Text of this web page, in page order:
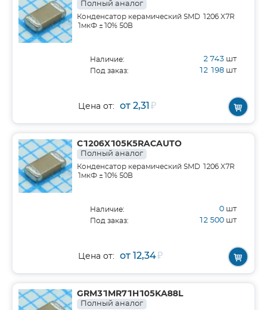
Полный аналог
Конденсатор керамический SMD 1206 X7R
1мкФ ±10% 50В
Наличие: 2 743 шт
Под заказ: 12 198 шт
Цена от: от 2,31₽
C1206X105K5RACAUTO
Полный аналог
Конденсатор керамический SMD 1206 X7R
1мкФ ±10% 50В
Наличие: 0 шт
Под заказ: 12 500 шт
Цена от: от 12,34₽
GRM31MR71H105KA88L
Полный аналог